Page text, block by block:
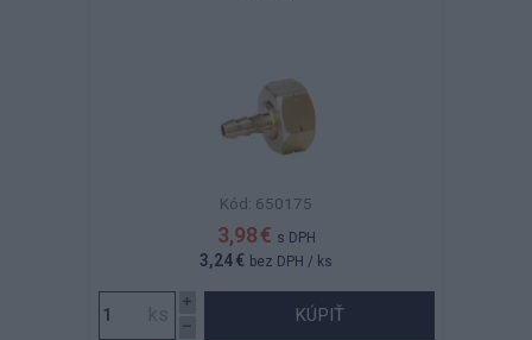
Kód: 650175
3,98 € s DPH
3,24 € bez DPH / ks
KÚPIŤ